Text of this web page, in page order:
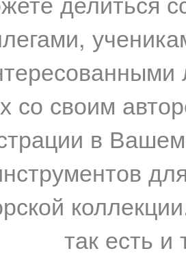
со своим
в
так есть и